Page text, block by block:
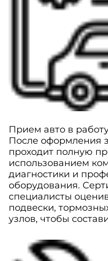
Прием авто в
После оформления
проходит полную
использованием
диагностики и
оборудования.
специалисты
подвески,
узлов, чтобы